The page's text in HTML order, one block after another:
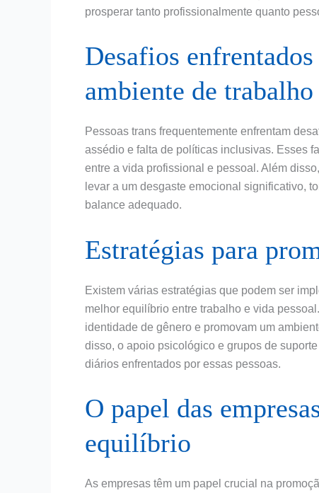
prosperar tanto profissionalmente quanto
Desafios
ambiente de trabalho
Pessoas trans frequentemente enfrentam
assédio e falta de políticas inclusivas. Esses
entre a vida profissional e pessoal. Além
levar a um desgaste emocional significativo,
balance adequado.
Estratégias para
Existem várias estratégias que podem ser
melhor equilíbrio entre trabalho e vida
identidade de gênero e promovam um
disso, o apoio psicológico e grupos de
diários enfrentados por essas pessoas.
O papel das
equilíbrio
As empresas têm um papel crucial na